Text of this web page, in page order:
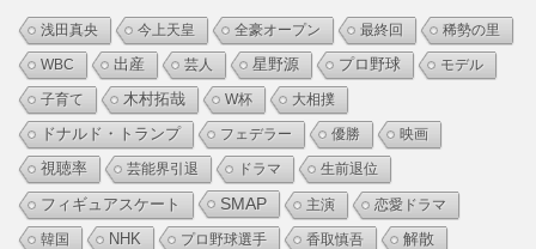
浅田真央 今上天皇 全豪オープン 最終回 稀勢の里
WBC 出産 芸人 星野源 プロ野球 モデル
子育て 木村拓哉 W杯 大相撲
ドナルド・トランプ フェデラー 優勝 映画
視聴率 芸能界引退 ドラマ 生前退位
フィギュアスケート SMAP 主演 恋愛ドラマ
韓国 NHK プロ野球選手 香取慎吾 解散